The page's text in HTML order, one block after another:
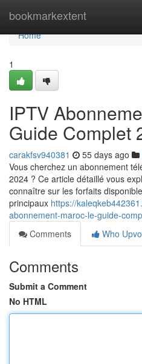
bookmarkextent
Home
Home
1
IPTV
Guide Complet
carakfsv940381 55 days ago
Vous cherchez un abonnement
2024 ? Ce article détaillé vous
connaître sur les forfaits
principaux https://
abonnement-maroc-le-guide-
Comments
Who
Comments
Submit a Comment
No HTML